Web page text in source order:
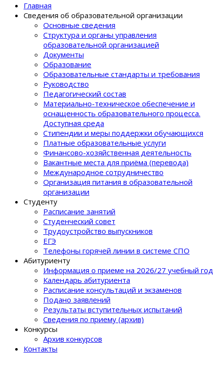
Главная
Сведения об образовательной организации
Основные сведения
Структура и органы управления
образовательной организацией
Документы
Образование
Образовательные стандарты и требования
Руководство
Педагогический состав
Материально-техническое обеспечение и
оснащенность образовательного процеcса.
Доступная среда
Стипендии и меры поддержки обучающихся
Платные образовательные услуги
Финансово-хозяйственная деятельность
Вакантные места для приёма (перевода)
Международное сотрудничество
Организация питания в образовательной
организации
Студенту
Расписание занятий
Студенческий совет
Трудоустройство выпускников
ЕГЭ
Телефоны горячей линии в системе СПО
Абитуриенту
Информация о приеме на 2026/27 учебный год
Календарь абитуриента
Расписание консультаций и экзаменов
Подано заявлений
Результаты вступительных испытаний
Сведения по приему (архив)
Конкурсы
Архив конкурсов
Контакты